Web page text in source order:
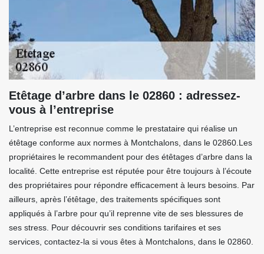
Etêtage d’arbre dans le 02860 : adressez-
vous à l’entreprise
L’entreprise est reconnue comme le prestataire qui réalise un
étêtage conforme aux normes à Montchalons, dans le 02860.Les
propriétaires le recommandent pour des étêtages d’arbre dans la
localité. Cette entreprise est réputée pour être toujours à l’écoute
des propriétaires pour répondre efficacement à leurs besoins. Par
ailleurs, après l’étêtage, des traitements spécifiques sont
appliqués à l’arbre pour qu’il reprenne vite de ses blessures de
ses stress. Pour découvrir ses conditions tarifaires et ses
services, contactez-la si vous êtes à Montchalons, dans le 02860.